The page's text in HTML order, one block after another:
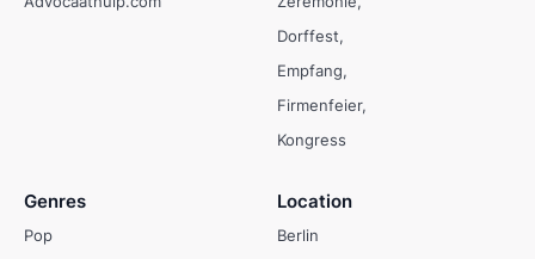
Dorffest
Empfang
Firmenfeier
Kongress
Genres
Pop
Location
Berlin